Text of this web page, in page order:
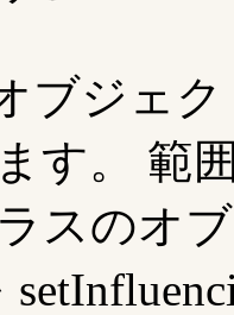
ブジェ
す。 範
スのオ